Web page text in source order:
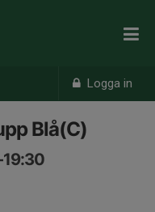
Logga in
Blå(C)